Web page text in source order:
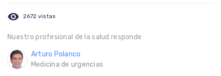
visibility 2672 vistas
Nuestro profesional de la salud responde
Arturo Polanco
Medicina de urgencias